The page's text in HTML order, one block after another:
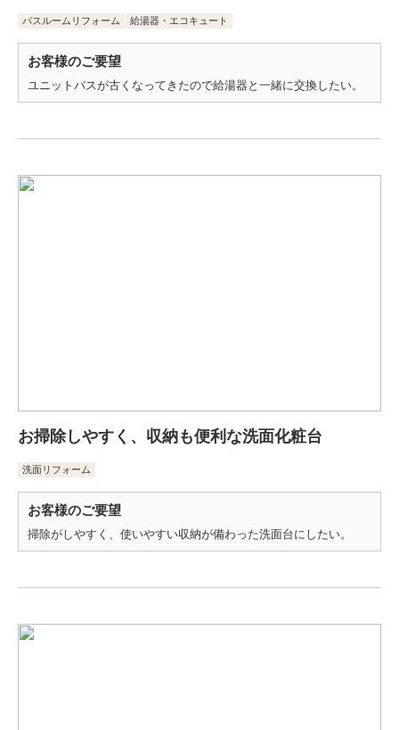
バスルームリフォーム 給湯器・エコキュート
お客様のご要望
ユニットバスが古くなってきたので給湯器と一緒に交換したい。
お掃除しやすく、収納も便利な洗面化粧台
洗面リフォーム
お客様のご要望
掃除がしやすく、使いやすい収納が備わった洗面台にしたい。